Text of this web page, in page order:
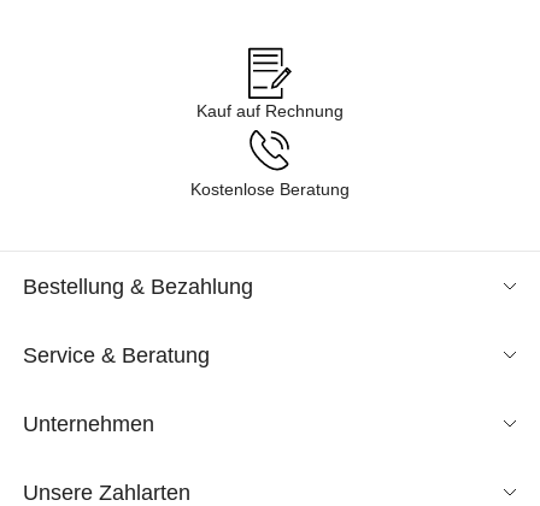
Business über Freizeit & Homewear bis zur Nachtwäsche. Lassen
Sie sich durch unsere Kollektion inspirieren und finden Sie neue
Lieblingsstücke für Ihren Kleiderschrank. Tauchen Sie ein in
unsere Shoppingwelt und lassen Sie sich exklusive Mode
entspannt nach Hause liefern. Wir sind gespannt, was Sie
Kauf auf Rechnung
Kostenlose Beratung
Bestellung & Bezahlung
Service & Beratung
Unternehmen
Unsere Zahlarten